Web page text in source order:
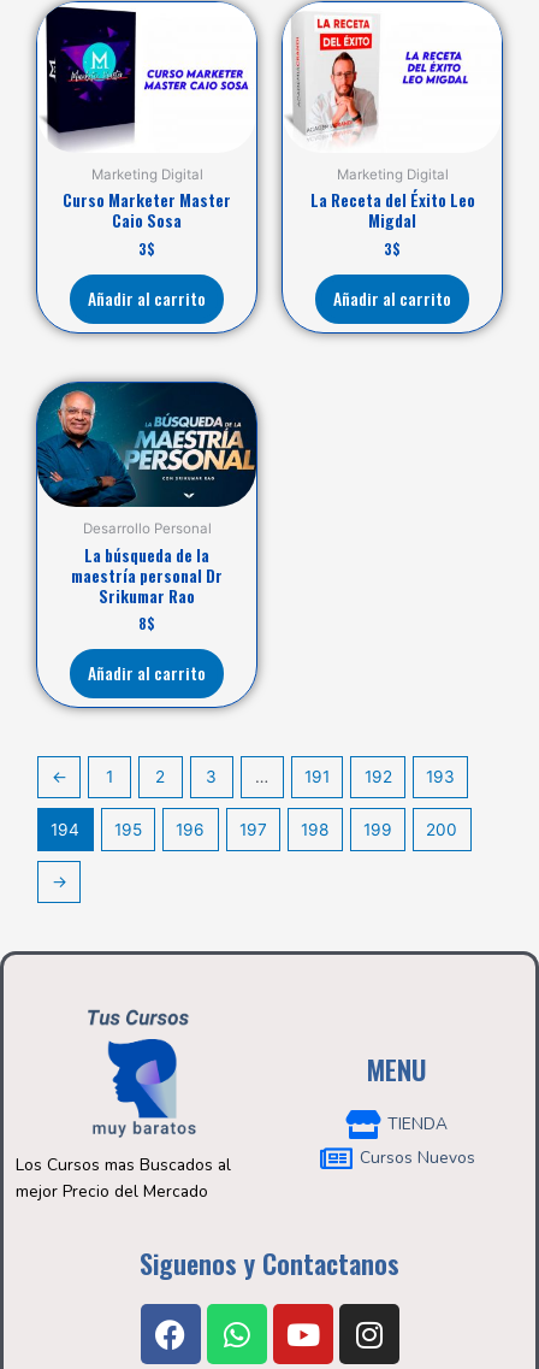
Marketing Digital
Curso Marketer Master
Caio Sosa
3$
Añadir al carrito
Marketing Digital
La Receta del Éxito Leo
Migdal
3$
Añadir al carrito
Desarrollo Personal
La búsqueda de la
maestría personal Dr
Srikumar Rao
8$
Añadir al carrito
← 1 2 3 … 191 192 193
194 195 196 197 198 199 200
→
Los Cursos mas Buscados al
mejor Precio del Mercado
MENU
TIENDA
Cursos Nuevos
Siguenos y Contactanos
F
a
W
h
Y
o
I
n